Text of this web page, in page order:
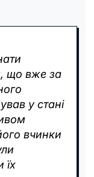
що вже за
у стані
вчинки
їх